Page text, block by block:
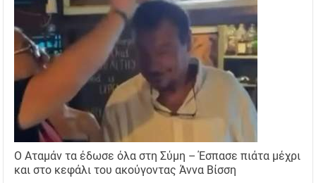
Ο Αταμάν τα έδωσε όλα στη Σύμη – Έσπασε πιάτα μέχρι
και στο κεφάλι του ακούγοντας Άννα Βίσση